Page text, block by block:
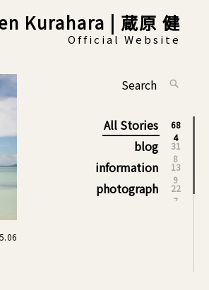
Kurahara | 蔵原 健
Official Website
All Stories
68
4
blog
31
8
information
13
9
photograph
22
7